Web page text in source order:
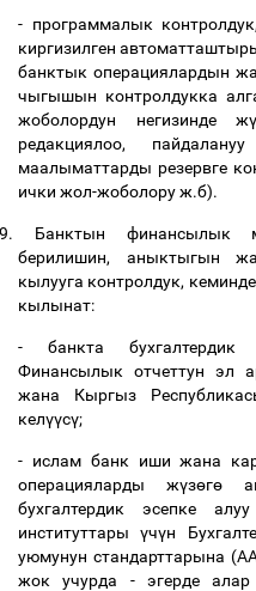
- программалык
киргизилген
банктык операциялардын
чыгышын контролдукка
жоболордун негизинде ж
редакциялоо,
маалыматтарды резервге
ички жол-жоболору ж.б).
Банктын
берилишин, аныктыгын
кылууга контролдук,
кылынат:
- банкта бухгалтердик
Финансылык отчеттун эл
жана Кыргыз
келүүсү;
- ислам банк иши жана
операцияларды жүзөгө
бухгалтердик эсепке
институттарыүчүн
уюмунун стандарттарына
жок учурда - эгерде алар